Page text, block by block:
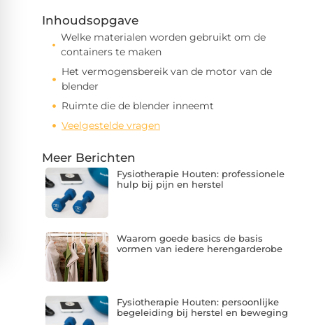
Inhoudsopgave
Welke materialen worden gebruikt om de
containers te maken
Het vermogensbereik van de motor van de
blender
Ruimte die de blender inneemt
Veelgestelde vragen
Meer Berichten
Fysiotherapie Houten: professionele
hulp bij pijn en herstel
Waarom goede basics de basis
vormen van iedere herengarderobe
Fysiotherapie Houten: persoonlijke
begeleiding bij herstel en beweging